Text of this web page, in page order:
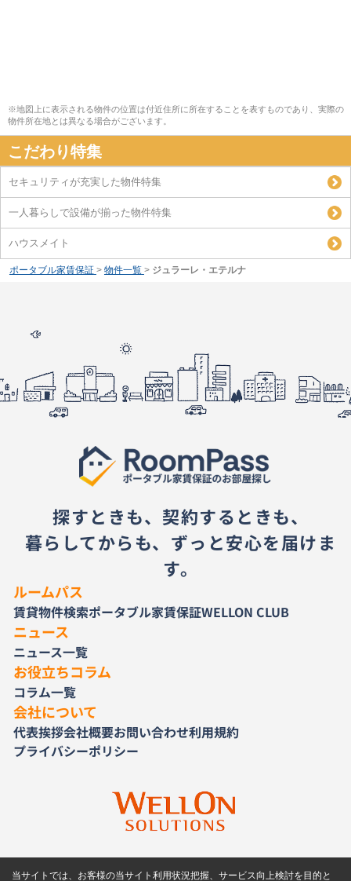
※地図上に表示される物件の位置は付近住所に所在することを表すものであり、実際の
物件所在地とは異なる場合がございます。
こだわり特集
セキュリティが充実した物件特集
一人暮らしで設備が揃った物件特集
ハウスメイト
ポータブル家賃保証 > 物件一覧 > ジュラーレ・エテルナ
探すときも、契約するときも、
暮らしてからも、ずっと安心を届けま
す。
ルームパス
賃貸物件検索ポータブル家賃保証WELLON CLUB
ニュース
ニュース一覧
お役立ちコラム
コラム一覧
会社について
代表挨拶会社概要お問い合わせ利用規約
プライバシーポリシー
当サイトでは、お客様の当サイト利用状況把握、サービス向上検討を目的と